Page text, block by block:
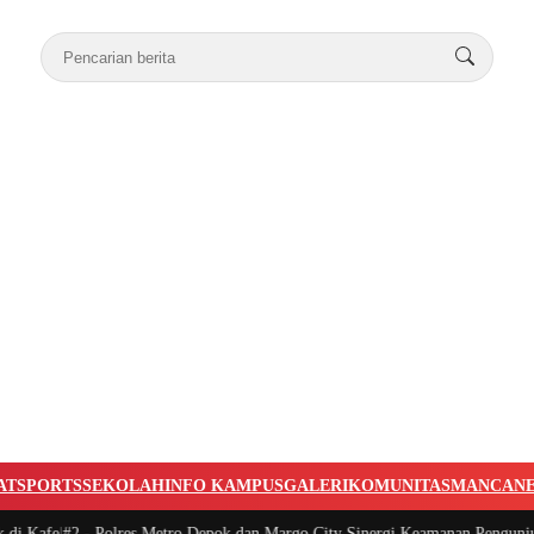
SPORTSSEKOLAHINFO KAMPUSGALERIKOMUNITAS